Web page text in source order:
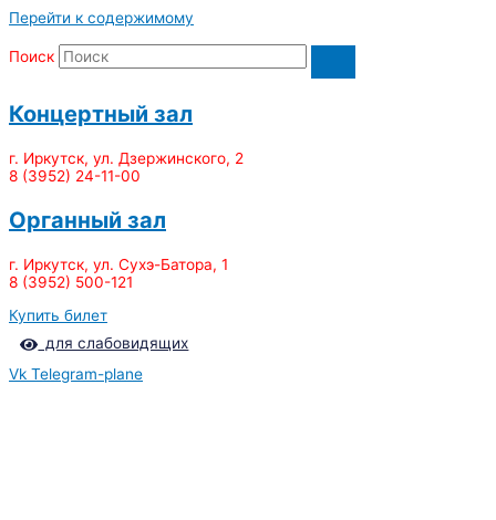
Перейти к содержимому
Поиск
Концертный зал
г. Иркутск, ул. Дзержинского, 2
8 (3952) 24-11-00
Органный зал
г. Иркутск, ул. Сухэ-Батора, 1
8 (3952) 500-121
Купить билет
для слабовидящих
Vk Telegram-plane